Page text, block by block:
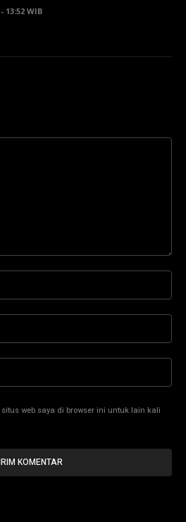
13:52 WIB
web saya di browser ini untuk lain kali